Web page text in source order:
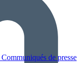
Communiqués de presse